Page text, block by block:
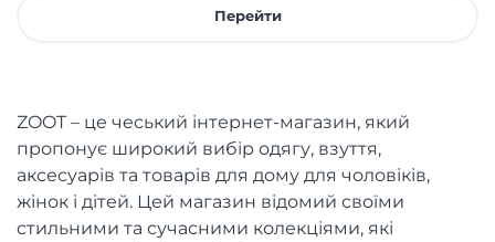
Перейти
ZOOT – це чеський інтернет-магазин, який
пропонує широкий вибір одягу, взуття,
аксесуарів та товарів для дому для чоловіків,
жінок і дітей. Цей магазин відомий своїми
стильними та сучасними колекціями, які